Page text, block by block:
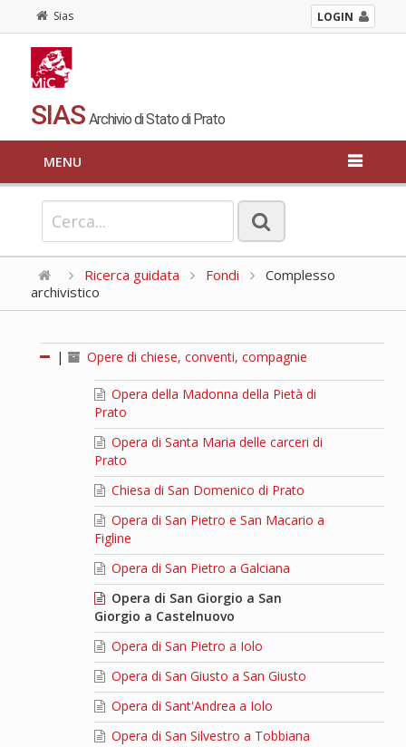
Sias LOGIN
SIAS Archivio di Stato di Prato
MENU
Ricerca guidata Fondi
Complesso
archivistico
| Opere di chiese, conventi, compagnie
Opera della Madonna della Pietà di
Prato
Opera di Santa Maria delle carceri di
Prato
Chiesa di San Domenico di Prato
Opera di San Pietro e San Macario a
Figline
Opera di San Pietro a Galciana
Opera di San Giorgio a San
Giorgio a Castelnuovo
Opera di San Pietro a Iolo
Opera di San Giusto a San Giusto
Opera di Sant'Andrea a Iolo
Opera di San Silvestro a Tobbiana